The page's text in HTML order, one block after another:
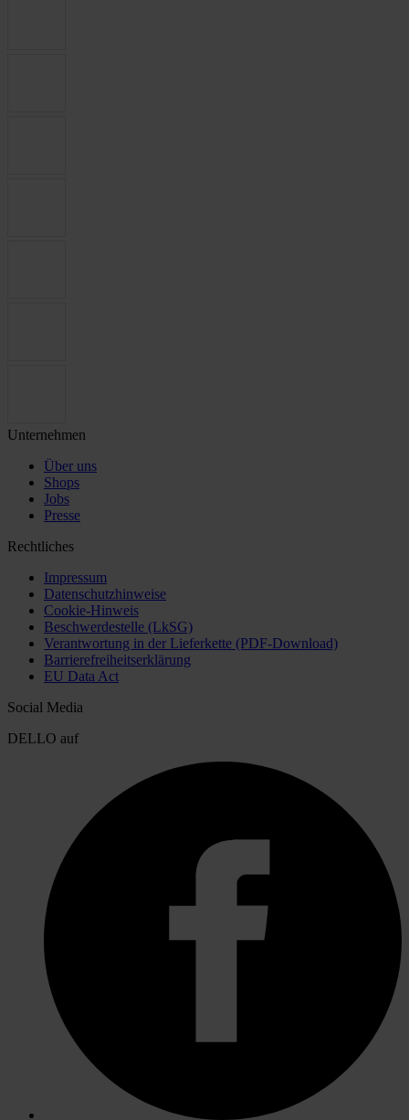
Unternehmen
Über uns
Shops
Jobs
Presse
Rechtliches
Impressum
Datenschutzhinweise
Cookie-Hinweis
Beschwerdestelle (LkSG)
Verantwortung in der Lieferkette (PDF-Download)
Barrierefreiheitserklärung
EU Data Act
Social Media
DELLO auf